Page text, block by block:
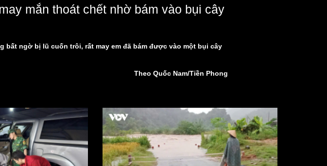
Ô tô - Xe máy
Doanh nghiệp
Vì cộng đồng
Công nghệ
Chuyển đổi số
Sao Việt
check-in
Podcast
Cửa sổ tình yêu
Kể chuyện cho bé
Hạt giống tâm hồn
mắn thoát chết nhờ bám vào bụi cây
bất ngờ bị lũ cuốn trôi, rất may em đã bám được vào một bụi cây
Theo Quốc Nam/Tiền Phong